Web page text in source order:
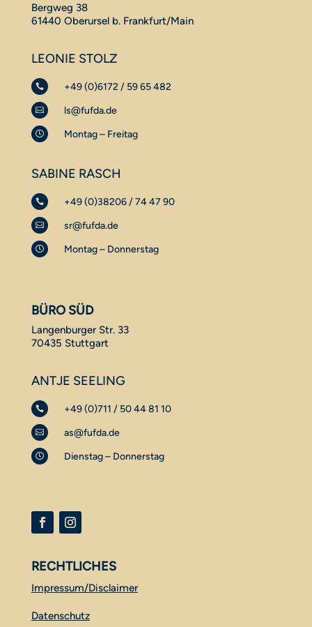
Bergweg 38
61440 Oberursel b. Frankfurt/Main
LEONIE STOLZ
 +49 (0)6172 / 59 65 482
 ls@fufda.de
 Montag – Freitag
SABINE RASCH
 +49 (0)38206 / 74 47 90
 sr@fufda.de
 Montag – Donnerstag
BÜRO SÜD
Langenburger Str. 33
70435 Stuttgart
ANTJE SEELING
 +49 (0)711 / 50 44 81 10
 as@fufda.de
 Dienstag – Donnerstag
RECHTLICHES
Impressum/Disclaimer
Datenschutz